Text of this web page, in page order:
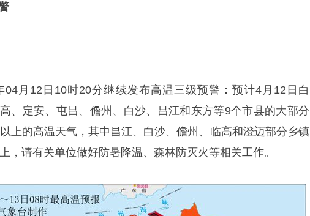
04月12日10时20分继续发布高温三级预警：预计4月12日白
、定安、屯昌、儋州、白沙、昌江和东方等9个市县的大部分
上的高温天气，其中昌江、白沙、儋州、临高和澄迈部分乡镇
，请有关单位做好防暑降温、森林防灭火等相关工作。